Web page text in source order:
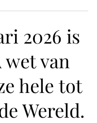
2026 is
wet van
hele tot
Wereld.